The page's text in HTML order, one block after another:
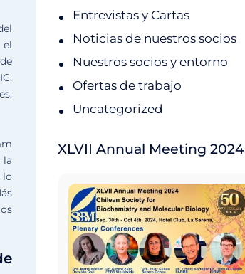
la
lo
Entrevistas y Cartas
Noticias de nuestros socios
Nuestros socios y entorno
Ofertas de trabajo
Uncategorized
XLVII Annual Meeting 2024